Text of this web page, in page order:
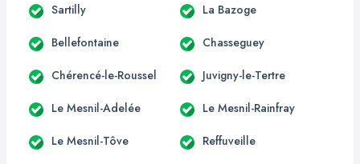
Sartilly La Bazoge
Bellefontaine Chasseguey
Chérencé-le-Roussel Juvigny-le-Tertre
Le Mesnil-Adelée Le Mesnil-Rainfray
Le Mesnil-Tôve Reffuveille